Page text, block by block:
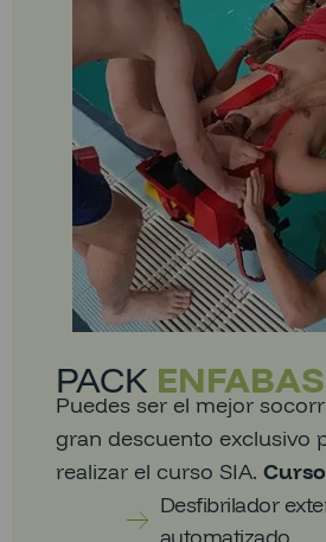
PACK
Puedes ser el mejor
gran descuento exclusivo
realizar el curso SIA.
Desfibrilador